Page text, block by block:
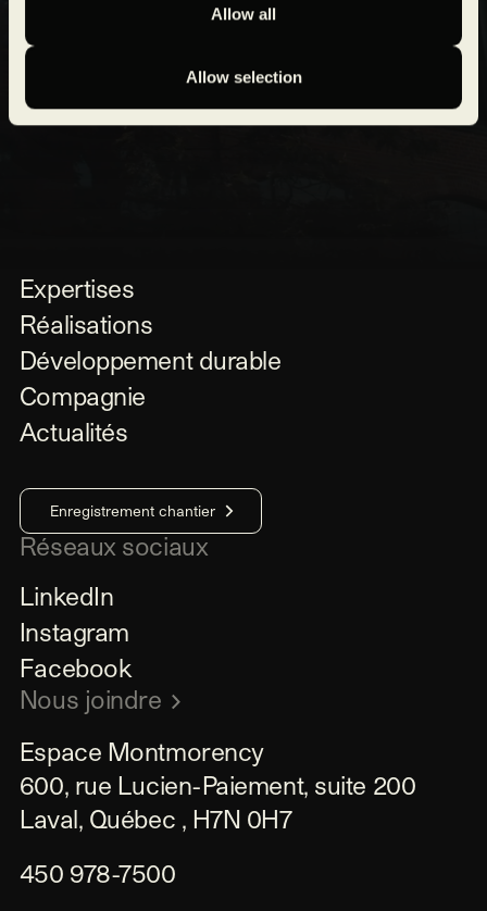
Allow all
Allow selection
Expertises
Réalisations
Développement durable
Compagnie
Actualités
Enregistrement chantier
Réseaux sociaux
LinkedIn
Instagram
Facebook
Nous joindre
Espace Montmorency
600, rue Lucien-Paiement, suite 200
Laval, Québec , H7N 0H7
450 978-7500